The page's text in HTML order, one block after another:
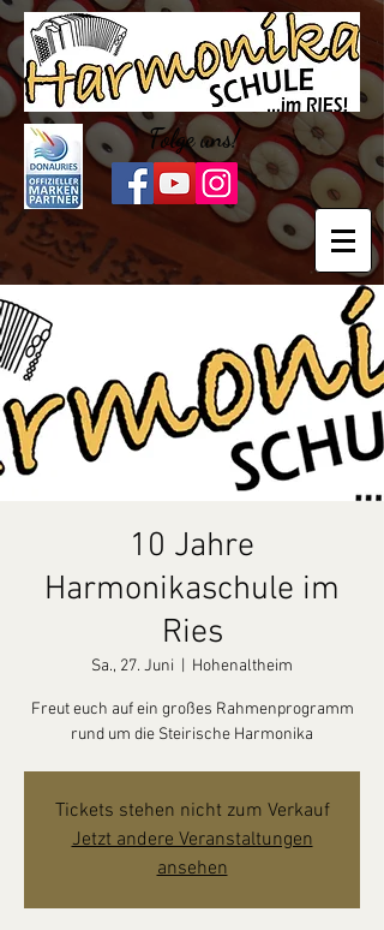
Folge uns!
10 Jahre
Harmonikaschule im
Ries
Sa., 27. Juni Hohenaltheim
Freut euch auf ein großes Rahmenprogramm
rund um die Steirische Harmonika
Tickets stehen nicht zum Verkauf
Jetzt andere Veranstaltungen
ansehen